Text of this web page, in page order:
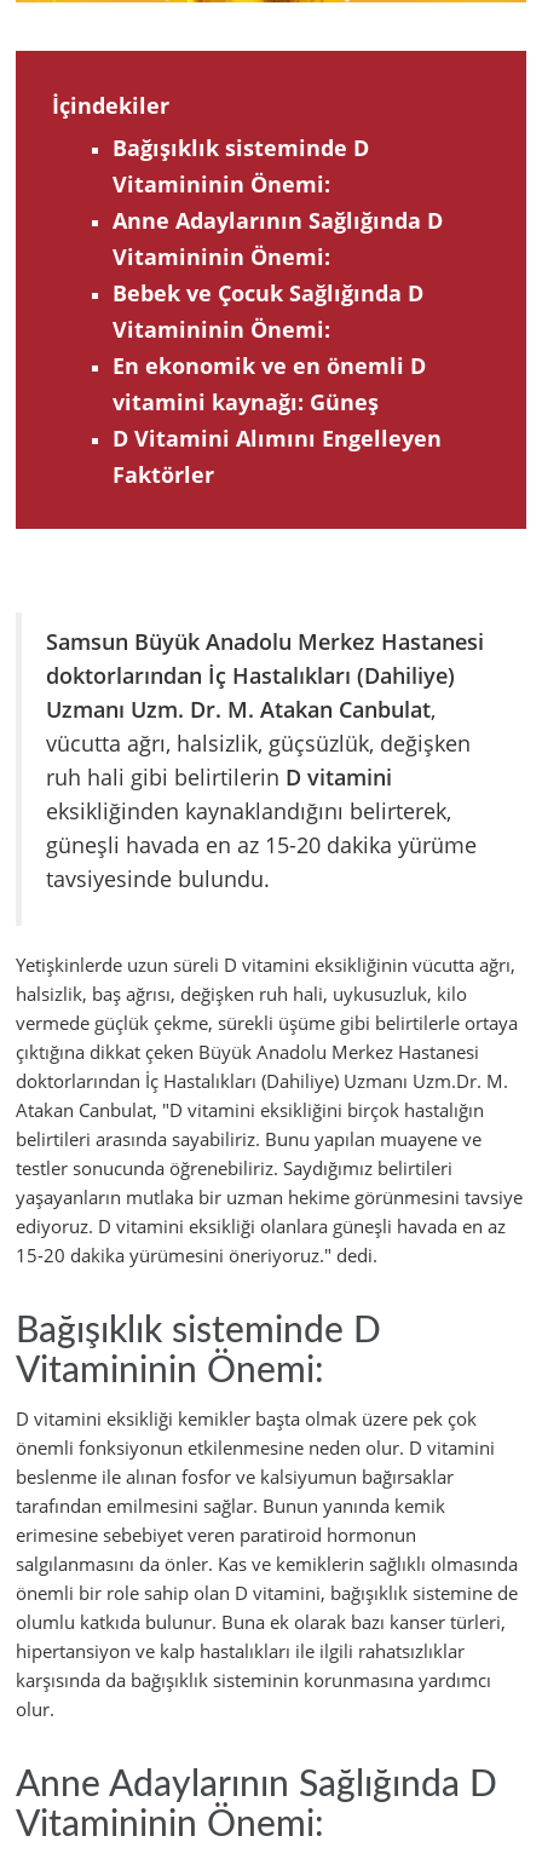
İçindekiler
Bağışıklık sisteminde D
Vitamininin Önemi:
Anne Adaylarının Sağlığında D
Vitamininin Önemi:
Bebek ve Çocuk Sağlığında D
Vitamininin Önemi:
En ekonomik ve en önemli D
vitamini kaynağı: Güneş
D Vitamini Alımını Engelleyen
Faktörler
Samsun Büyük Anadolu Merkez Hastanesi
doktorlarından İç Hastalıkları (Dahiliye)
Uzmanı Uzm. Dr. M. Atakan Canbulat,
vücutta ağrı, halsizlik, güçsüzlük, değişken
ruh hali gibi belirtilerin D vitamini
eksikliğinden kaynaklandığını belirterek,
güneşli havada en az 15-20 dakika yürüme
tavsiyesinde bulundu.
Yetişkinlerde uzun süreli D vitamini eksikliğinin vücutta ağrı,
halsizlik, baş ağrısı, değişken ruh hali, uykusuzluk, kilo
vermede güçlük çekme, sürekli üşüme gibi belirtilerle ortaya
çıktığına dikkat çeken Büyük Anadolu Merkez Hastanesi
doktorlarından İç Hastalıkları (Dahiliye) Uzmanı Uzm.Dr. M.
Atakan Canbulat, "D vitamini eksikliğini birçok hastalığın
belirtileri arasında sayabiliriz. Bunu yapılan muayene ve
testler sonucunda öğrenebiliriz. Saydığımız belirtileri
yaşayanların mutlaka bir uzman hekime görünmesini tavsiye
ediyoruz. D vitamini eksikliği olanlara güneşli havada en az
15-20 dakika yürümesini öneriyoruz." dedi.
Bağışıklık sisteminde D
Vitamininin Önemi:
D vitamini eksikliği kemikler başta olmak üzere pek çok
önemli fonksiyonun etkilenmesine neden olur. D vitamini
beslenme ile alınan fosfor ve kalsiyumun bağırsaklar
tarafından emilmesini sağlar. Bunun yanında kemik
erimesine sebebiyet veren paratiroid hormonun
salgılanmasını da önler. Kas ve kemiklerin sağlıklı olmasında
önemli bir role sahip olan D vitamini, bağışıklık sistemine de
olumlu katkıda bulunur. Buna ek olarak bazı kanser türleri,
hipertansiyon ve kalp hastalıkları ile ilgili rahatsızlıklar
karşısında da bağışıklık sisteminin korunmasına yardımcı
olur.
Anne Adaylarının Sağlığında D
Vitamininin Önemi: